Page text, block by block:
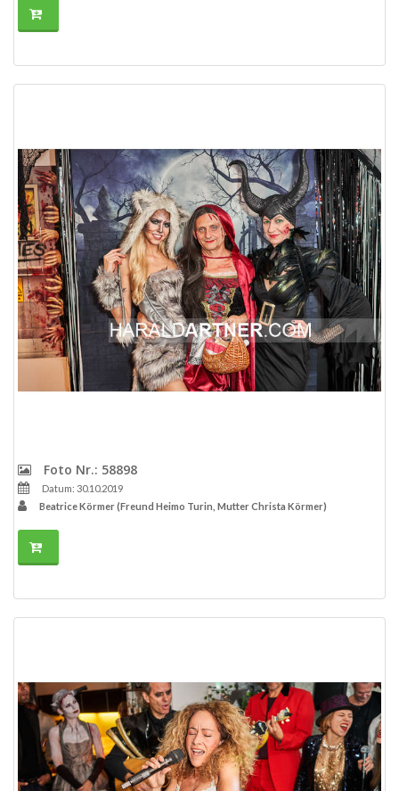
Foto Nr.: 58898
Datum: 30.10.2019
Beatrice Körmer (Freund Heimo Turin, Mutter Christa Körmer)